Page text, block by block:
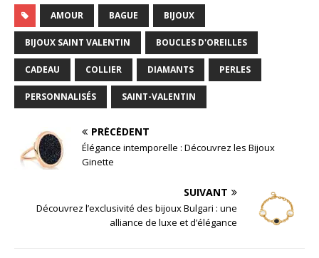
AMOUR BAGUE BIJOUX
BIJOUX SAINT VALENTIN BOUCLES D'OREILLES
CADEAU COLLIER DIAMANTS PERLES
PERSONNALISÉS SAINT-VALENTIN
PRÉCÉDENT
Élégance intemporelle : Découvrez les Bijoux
Ginette
SUIVANT
Découvrez l’exclusivité des bijoux Bulgari : une
alliance de luxe et d’élégance